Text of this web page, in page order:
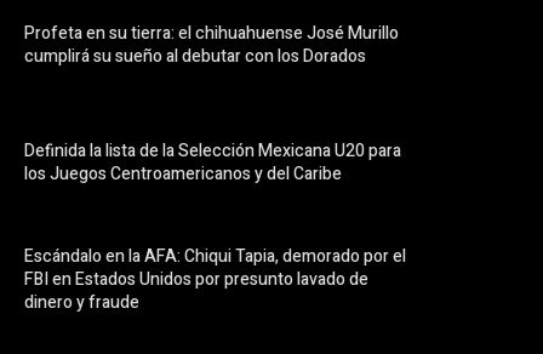
Profeta en su tierra: el chihuahuense José Murillo
cumplirá su sueño al debutar con los Dorados
Definida la lista de la Selección Mexicana U20 para
los Juegos Centroamericanos y del Caribe
Escándalo en la AFA: Chiqui Tapia, demorado por el
FBI en Estados Unidos por presunto lavado de
dinero y fraude